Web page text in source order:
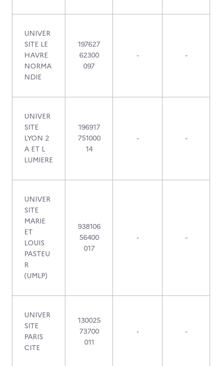
UNIVER
SITE LE
HAVRE
NORMA
NDIE
197627
62300
097
- -
UNIVER
SITE
LYON 2
A ET L
LUMIERE
196917
751000
14
- -
UNIVER
SITE
MARIE
ET
LOUIS
PASTEU
R
(UMLP)
938106
56400
017
- -
UNIVER
SITE
PARIS
CITE
130025
73700
011
- -